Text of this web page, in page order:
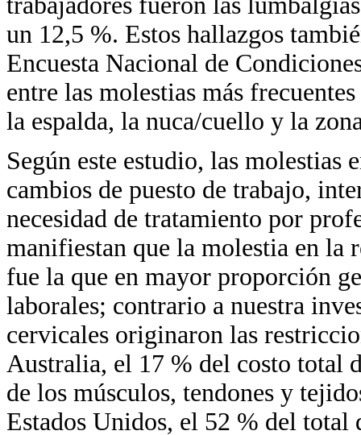
un 12,5 %. Estos hallazgos
Encuesta Nacional de
entre las molestias más
la espalda, la nuca/cuello y la
Según este estudio, las molestias
cambios de puesto de trabajo,
necesidad de tratamiento por
manifiestan que la molestia en
fue la que en mayor proporción
laborales; contrario a nuestra
cervicales originaron las
Australia, el 17 % del costo total
de los músculos, tendones y
Estados Unidos, el 52 % del total